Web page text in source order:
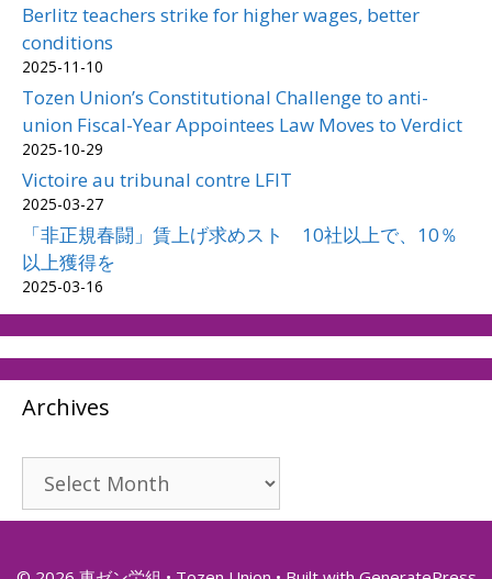
Berlitz teachers strike for higher wages, better
conditions
2025-11-10
Tozen Union’s Constitutional Challenge to anti-
union Fiscal-Year Appointees Law Moves to Verdict
2025-10-29
Victoire au tribunal contre LFIT
2025-03-27
「非正規春闘」賃上げ求めスト 10社以上で、10％
以上獲得を
2025-03-16
Archives
Archives